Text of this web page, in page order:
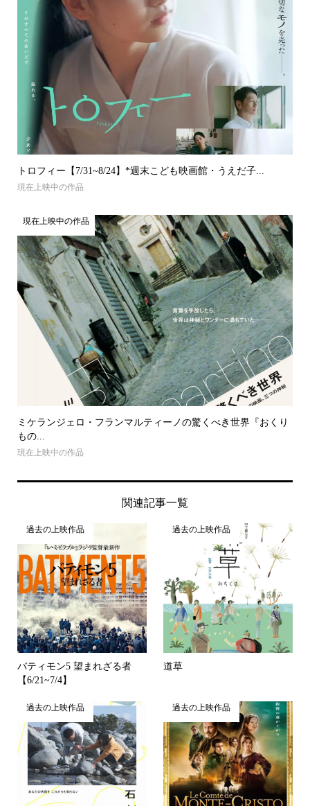
トロフィー【7/31~8/24】*週末こども映画館・うえだ子...
現在上映中の作品
現在上映中の作品
ミケランジェロ・フランマルティーノの驚くべき世界『おくり
もの...
現在上映中の作品
関連記事一覧
過去の上映作品
バティモン5 望まれざる者
【6/21~7/4】
過去の上映作品
道草
過去の上映作品 過去の上映作品